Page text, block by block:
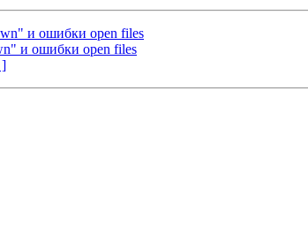
и ошибки open files
и ошибки open files
]